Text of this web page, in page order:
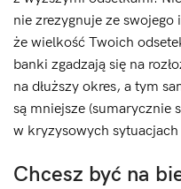
nie zrezygnuje ze
że wielkość Twoich
banki zgadzają się na
na dłuższy okres, a tym
są mniejsze (sumarycznie
w kryzysowych
Chcesz być na